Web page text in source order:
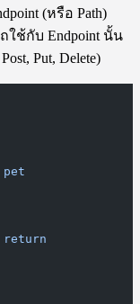
(หรือ Path)
ใช้กับ Endpoint นั้น
Put, Delete)